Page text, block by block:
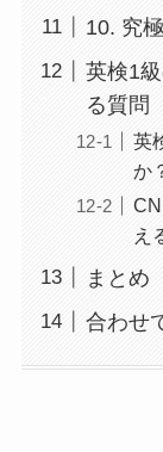
10. 究
英検1
る質問
英
か
え
まとめ
合わせ